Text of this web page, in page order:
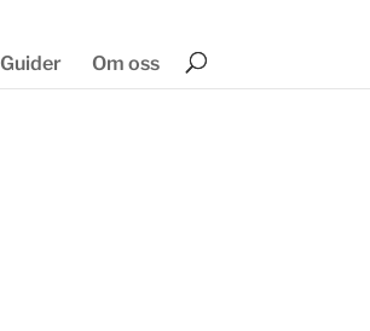
Guider Om oss